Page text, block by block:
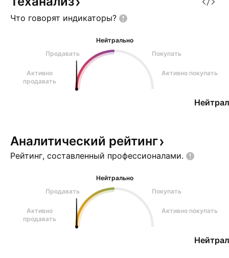
бизнеса + хе
Что говорят индикаторы?
Нейтрально
Продавать
Покупать
Активно
продавать
Активно покупать
Аналитический рейтинг
Рейтинг, составленный профессионалами.
Нейтрально
Продавать
Покупать
Активно
продавать
Активно покупать